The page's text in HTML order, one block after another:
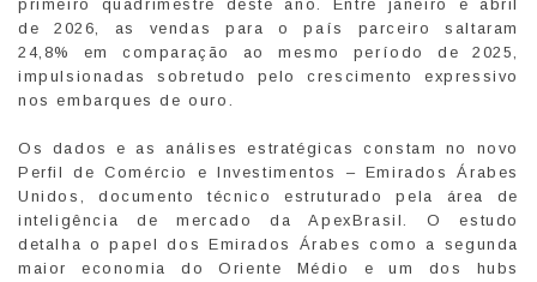
primeiro quadrimestre deste ano. Entre janeiro e abril
de 2026, as vendas para o país parceiro saltaram
24,8% em comparação ao mesmo período de 2025,
impulsionadas sobretudo pelo crescimento expressivo
nos embarques de ouro.
Os dados e as análises estratégicas constam no novo
Perfil de Comércio e Investimentos – Emirados Árabes
Unidos, documento técnico estruturado pela área de
inteligência de mercado da ApexBrasil. O estudo
detalha o papel dos Emirados Árabes como a segunda
maior economia do Oriente Médio e um dos hubs